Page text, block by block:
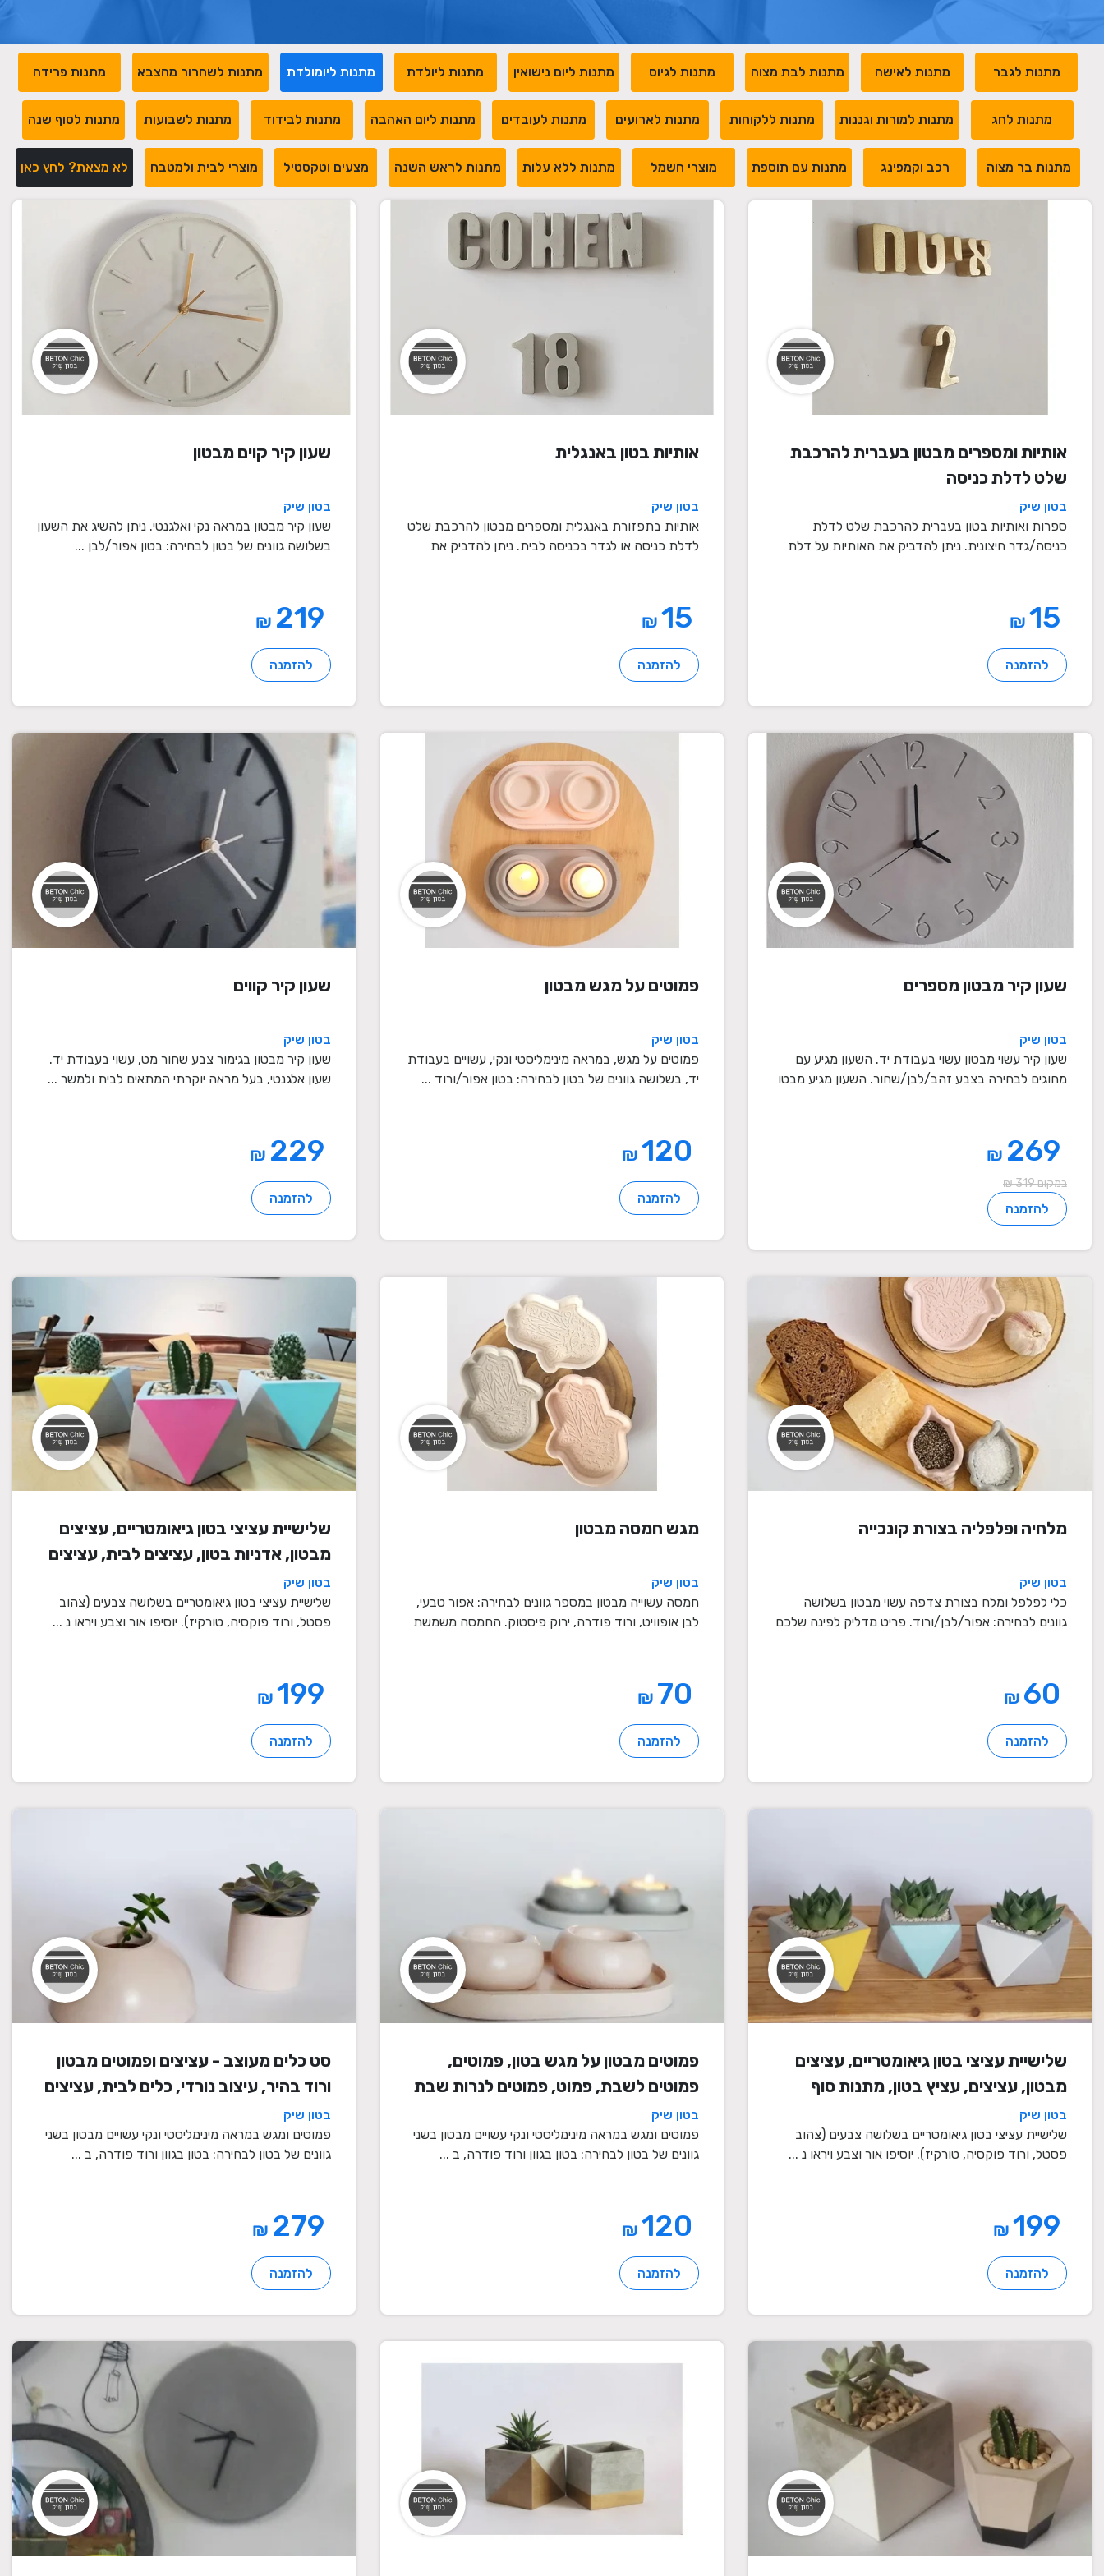
מתנות לגבר מתנות לאישה מתנות לבת מצוה מתנות לגיוס מתנות ליום נישואין מתנות ליולדת מתנות ליומולדת מתנות לשחרור מהצבא מתנות פרידה
מתנות לחג מתנות למורות וגננות מתנות ללקוחות מתנות לארועים מתנות לעובדים מתנות ליום האהבה מתנות לבידוד מתנות לשבועות מתנות לסוף שנה
מתנות בר מצוה רכב וקמפינג מתנות עם תוספת מוצרי חשמל מתנות ללא עלות מתנות לראש השנה מצעים וטקסטיל מוצרי לבית ולמטבח לא מצאת? לחץ כאן
אותיות ומספרים מבטון בעברית להרכבת
שלט לדלת כניסה
בטון שיק
ספרות ואותיות בטון בעברית להרכבת שלט לדלת
כניסה/גדר חיצונית. ניתן להדביק את האותיות על דלת
₪
להזמנה
אותיות בטון באנגלית
בטון שיק
אותיות בתפזורת באנגלית ומספרים מבטון להרכבת שלט
לדלת כניסה או לגדר בכניסה לבית. ניתן להדביק את
₪
להזמנה
שעון קיר קוים מבטון
בטון שיק
שעון קיר מבטון במראה נקי ואלגנטי. ניתן להשיג את השעון
בשלושה גוונים של בטון לבחירה: בטון אפור/לבן ...
₪
להזמנה
שעון קיר מבטון מספרים
בטון שיק
שעון קיר עשוי מבטון עשוי בעבודת יד. השעון מגיע עם
מחוגים לבחירה בצבע זהב/לבן/שחור. השעון מגיע מבטו
₪
במקום 319 ₪
להזמנה
פמוטים על מגש מבטון
בטון שיק
פמוטים על מגש, במראה מינימליסטי ונקי, עשויים בעבודת
יד, בשלושה גוונים של בטון לבחירה: בטון אפור/ורוד ...
₪
להזמנה
שעון קיר קווים
בטון שיק
שעון קיר מבטון בגימור צבע שחור מט, עשוי בעבודת יד.
שעון אלגנטי, בעל מראה יוקרתי המתאים לבית ולמשר ...
₪
להזמנה
מלחיה ופלפליה בצורת קונכייה
בטון שיק
כלי לפלפל ומלח בצורת צדפה עשוי מבטון בשלושה
גוונים לבחירה: אפור/לבן/ורוד. פריט מדליק לפינה שלכם
₪
להזמנה
מגש חמסה מבטון
בטון שיק
חמסה עשוייה מבטון במספר גוונים לבחירה: אפור טבעי,
לבן אופוויט, ורוד פודרה, ירוק פיסטוק. החמסה משמשת
₪
להזמנה
שלישיית עציצי בטון גיאומטריים, עציצים
מבטון, אדניות בטון, עציצים לבית, עציצים
מיוחדים, עציצים מעוצבים, עציצי מתנה,
מתנות לחגים
בטון שיק
שלישיית עציצי בטון גיאומטריים בשלושה צבעים (צהוב
פסטל, ורוד פוקסיה, טורקיז). יוסיפו אור וצבע ויראו נ ...
₪
להזמנה
שלישיית עציצי בטון גיאומטריים, עציצים
מבטון, עציצים, עציץ בטון, מתנות סוף
שנה, מתנה לבית, מתנה ליום הולדת,
עיצוב הבית, מתנות סוף שנה למורים
בטון שיק
שלישיית עציצי בטון גיאומטריים בשלושה צבעים (צהוב
פסטל, ורוד פוקסיה, טורקיז). יוסיפו אור וצבע ויראו נ ...
₪
להזמנה
פמוטים מבטון על מגש בטון, פמוטים,
פמוטים לשבת, פמוט, פמוטים לנרות שבת
בטון שיק
פמוטים ומגש במראה מינימליסטי ונקי עשויים מבטון בשני
גוונים של בטון לבחירה: בטון בגוון ורוד פודרה, ב ...
₪
להזמנה
סט כלים מעוצב - עציצים ופמוטים מבטון
ורוד בהיר, עיצוב נורדי, כלים לבית, עציצים
מעוצבים, עציצי בטון, פמוטים לשבת,
עציצים מבטון, מתנה לבית
בטון שיק
פמוטים ומגש במראה מינימליסטי ונקי עשויים מבטון בשני
גוונים של בטון לבחירה: בטון בגוון ורוד פודרה, ב ...
₪
להזמנה